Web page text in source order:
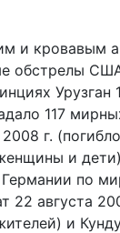
и кровавым
обстрелы
Урузган
117
г.
и
по
22 августа
и